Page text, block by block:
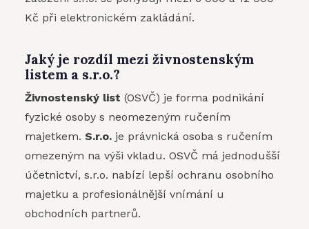
Kč při elektronickém zakládání.
Jaký je rozdíl mezi živnostenským
listem a s.r.o.?
Živnostenský list (OSVČ) je forma podnikání
fyzické osoby s neomezeným ručením
majetkem. S.r.o. je právnická osoba s ručením
omezeným na výši vkladu. OSVČ má jednodušší
účetnictví, s.r.o. nabízí lepší ochranu osobního
majetku a profesionálnější vnímání u
obchodních partnerů.